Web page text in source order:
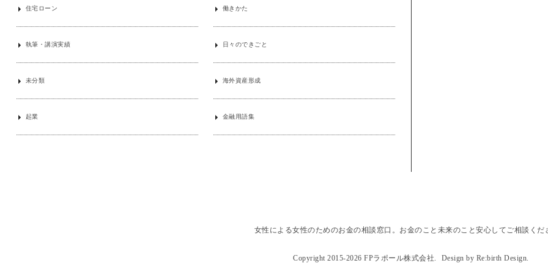
住宅ローン 働きかた
執筆・講演実績 日々のできごと
未分類 海外資産形成
起業 金融用語集
女性による女性のためのお金の相談窓口。お金のこと未来のこと安心してご相談くだ
Copyright 2015-2026 FPラポール株式会社. Design by Re:birth Design.